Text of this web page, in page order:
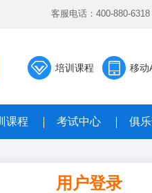
客服电话：400-880-6318
移动
培训课程
课程 考试中心 俱
题库系统
用户登录